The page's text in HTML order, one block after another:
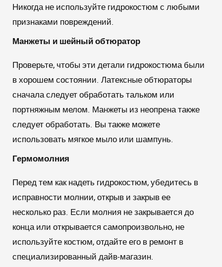
Никогда не используйте гидрокостюм с любыми
признаками повреждений.
Манжеты и шейный обтюратор
Проверьте, чтобы эти детали гидрокостюма были
в хорошем состоянии. Латексные обтюраторы
сначала следует обработать тальком или
портняжным мелом. Манжеты из неопрена также
следует обработать. Вы также можете
использовать мягкое мыло или шампунь.
Гермомолния
Перед тем как надеть гидрокостюм, убедитесь в
исправности молнии, открыв и закрыв ее
несколько раз. Если молния не закрывается до
конца или открывается самопроизвольно, не
используйте костюм, отдайте его в ремонт в
специализированный дайв-магазин.